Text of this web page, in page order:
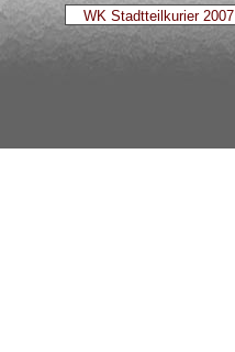
WK Stadtteilkurier 2007